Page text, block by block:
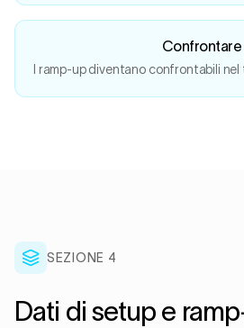
Confrontare
I ramp-up diventano confrontabili
SEZIONE 4
Dati di setup e